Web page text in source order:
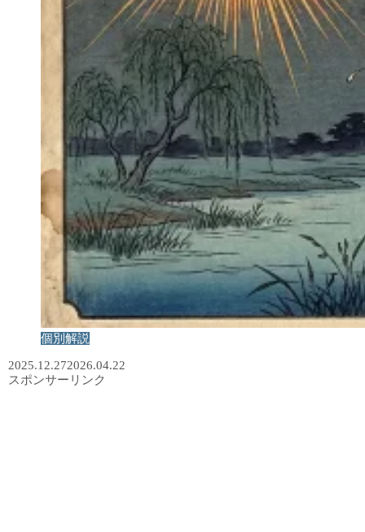
個別解説
2025.12.272026.04.22
スポンサーリンク